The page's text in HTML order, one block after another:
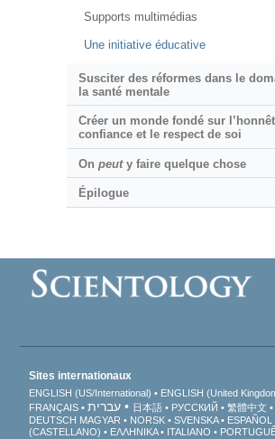
Supports multimédias
Une initiative éducative
Susciter des réformes dans le
la santé mentale
Créer un monde fondé sur
confiance et le respect de soi
On peuty faire quelque chose
Épilogue
Sites internationaux
ENGLISH (US/International) ENGLISH (United
FRANÇAIS
עברית 日本語 РУССКИЙ 繁體中文
DEUTSCH MAGYAR NORSK SVENSKA
(CASTELLANO)
ΕΛΛΗΝΙΚA ITALIANO